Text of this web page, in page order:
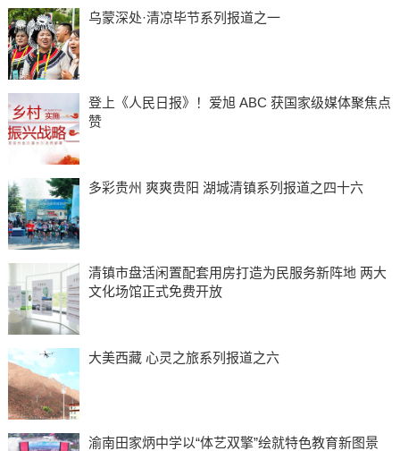
乌蒙深处·清凉毕节系列报道之一
登上《人民日报》！爱旭 ABC 获国家级媒体聚焦点
赞
多彩贵州 爽爽贵阳 湖城清镇系列报道之四十六
清镇市盘活闲置配套用房打造为民服务新阵地 两大
文化场馆正式免费开放
大美西藏 心灵之旅系列报道之六
渝南田家炳中学以“体艺双擎”绘就特色教育新图景